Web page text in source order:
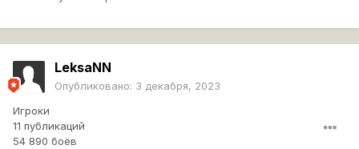
LeksaNN
Опубликовано: 3 декабря, 2023
Игроки
11 публикаций
54 890 боёв